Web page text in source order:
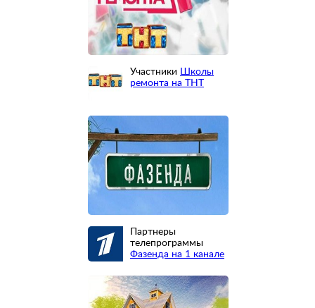
Участники Школы
ремонта на ТНТ
Партнеры
телепрограммы
Фазенда на 1 канале